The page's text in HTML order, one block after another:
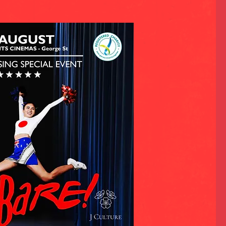
Sophie Unsen (Shinobue) Claire Boyle
Löeby
Kleoudis
Bisset Tim Walker Sydney Opera
Crew(JCS) Calligraphy Design
Misaki Ito(Photography) Shinya
On-Line Promotion
Rio Hikichi(Trailer) Kimono
Naoto Ijichi (Nichigo Press) Kaori Yamashita (
Kazuya Itai (Kyodo News Agency)